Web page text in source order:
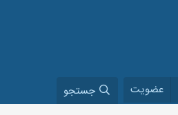
عضویت جستجو